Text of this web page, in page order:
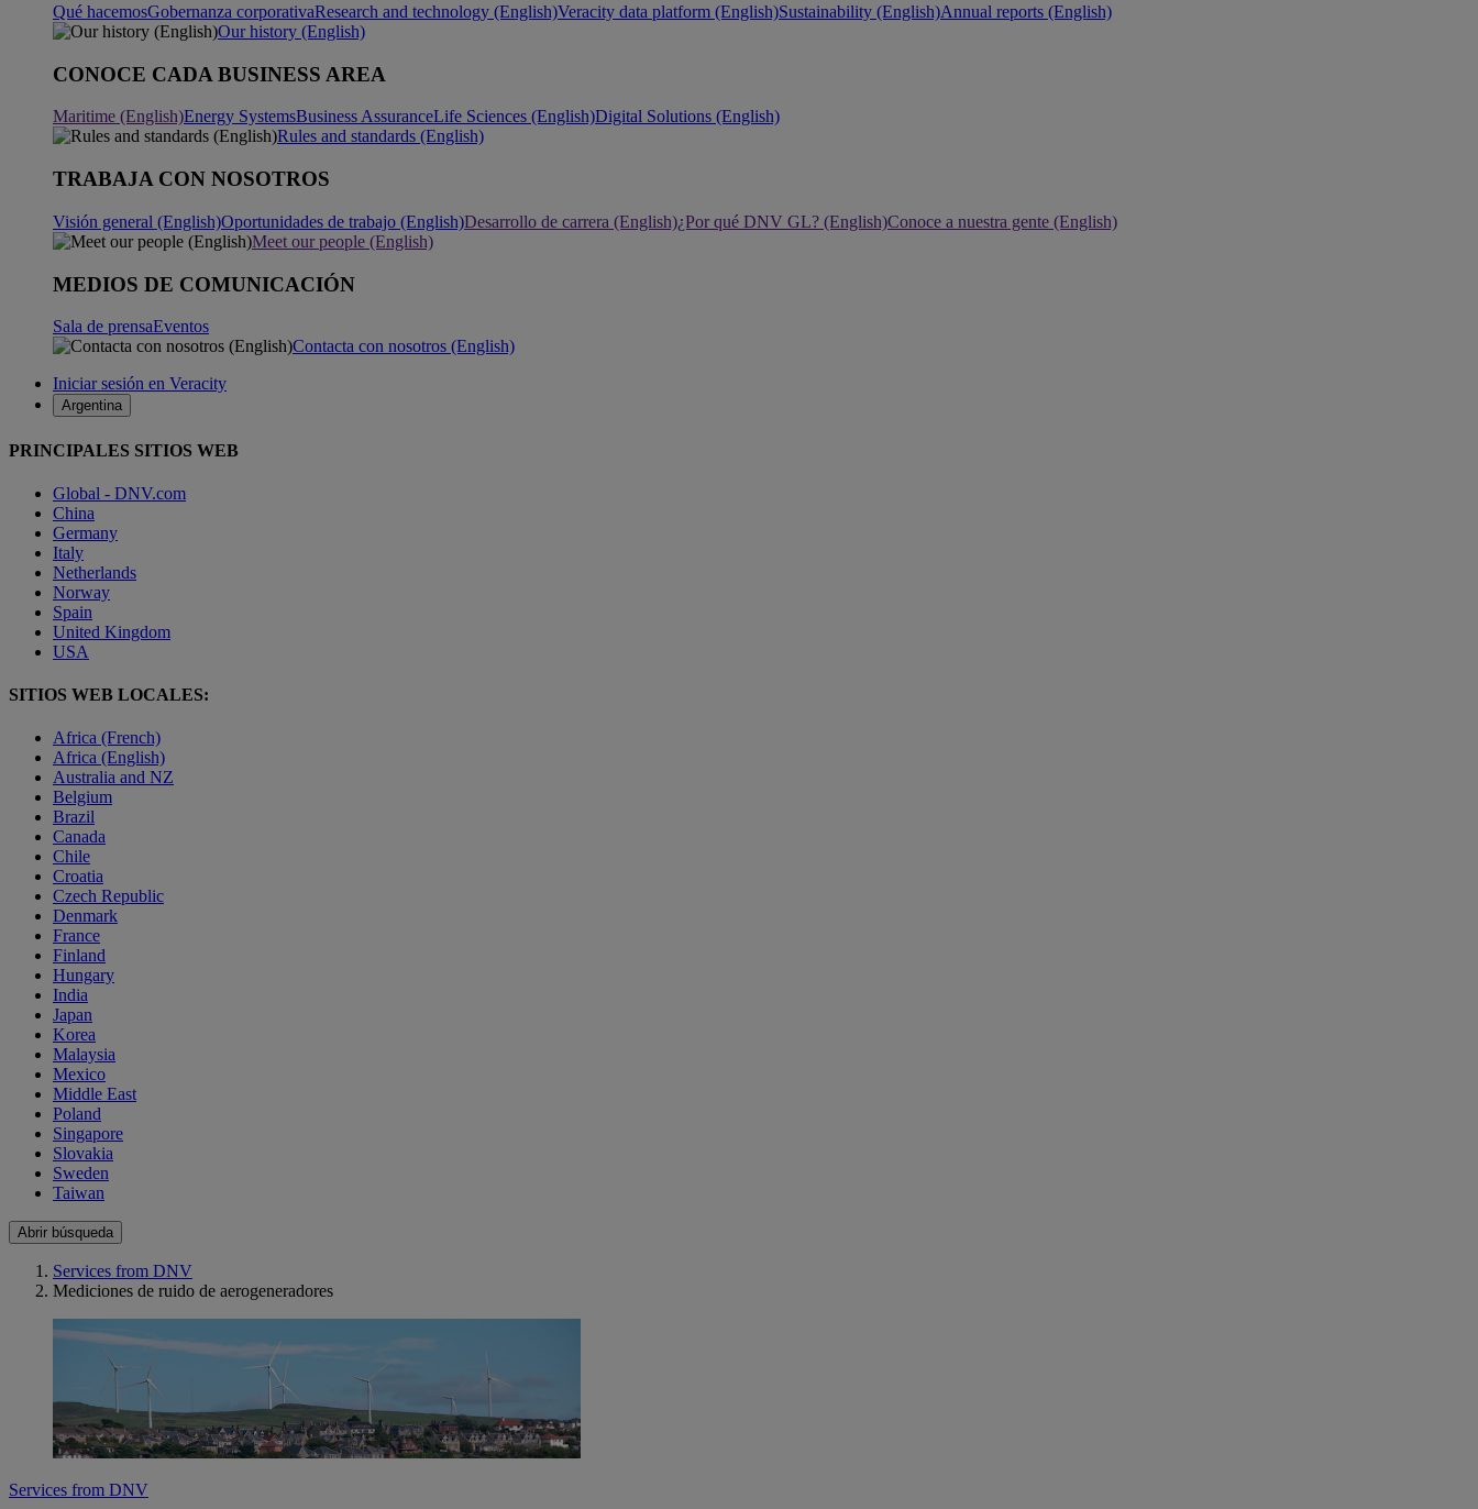
Qué hacemosGobernanza corporativaResearch and technology (English)Veracity data platform (English)Sustainability (English)Annual reports (English)
Our history (English)
CONOCE CADA BUSINESS AREA
Maritime (English)Energy SystemsBusiness AssuranceLife Sciences (English)Digital Solutions (English)
Rules and standards (English)
TRABAJA CON NOSOTROS
Visión general (English)Oportunidades de trabajo (English)Desarrollo de carrera (English)¿Por qué DNV GL? (English)Conoce a nuestra gente (English)
Meet our people (English)
MEDIOS DE COMUNICACIÓN
Sala de prensaEventos
Contacta con nosotros (English)
Iniciar sesión en Veracity
Argentina
PRINCIPALES SITIOS WEB
Global - DNV.com
China
Germany
Italy
Netherlands
Norway
Spain
United Kingdom
USA
SITIOS WEB LOCALES:
Africa (French)
Africa (English)
Australia and NZ
Belgium
Brazil
Canada
Chile
Croatia
Czech Republic
Denmark
France
Finland
Hungary
India
Japan
Korea
Malaysia
Mexico
Middle East
Poland
Singapore
Slovakia
Sweden
Taiwan
Abrir búsqueda
Services from DNV
Mediciones de ruido de aerogeneradores
Services from DNV